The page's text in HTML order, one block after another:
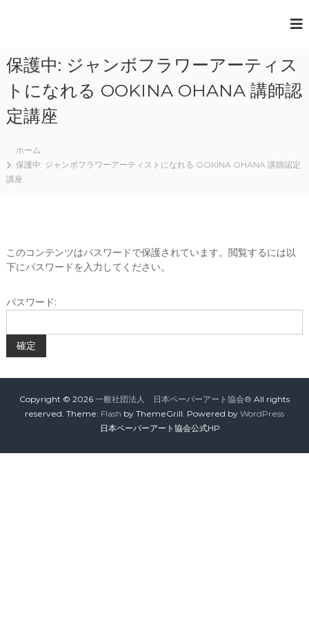
社
団
法
人
日
本
ペ
ア
ー
協
会
®
保護中: ジャンボフラワーアーティス
トになれる OOKINA OHANA 講師認
定講座
ホーム
保護中: ジャンボフラワーアーティストになれる OOKINA OHANA 講師認定
講座
このコンテンツはパスワードで保護されています。閲覧するには以
下にパスワードを入力してください。
パスワード:
Copyright © 2026 一般社団法人 日本ペーパーアート協会® All rights
reserved. Theme: Flash by ThemeGrill. Powered by WordPress
日本ペーパーアート協会公式HP